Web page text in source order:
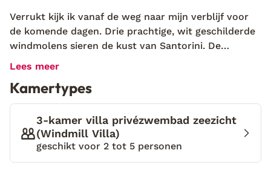
Verrukt kijk ik vanaf de weg naar mijn verblijf voor
de komende dagen. Drie prachtige, wit geschilderde
windmolens sieren de kust van Santorini. De
vergezichten vanaf de villa’s moeten wel fenomenaal
de ligbedden, word ik overvallen door de pracht van
deze plek. Een privézwembad met jacuzzi in een tuin
vol bloemen en een prachtig uitzicht over de
blauwe, glinsterende zee. Ik geniet met volle teugen
en ga snel naar binnen om mijn boodschappen van
vanmiddag te halen. De molen is heel knus, bijna
Lees meer
Kamertypes
3-kamer villa privézwembad zeezicht
(Windmill Villa)
geschikt voor 2 tot 5 personen